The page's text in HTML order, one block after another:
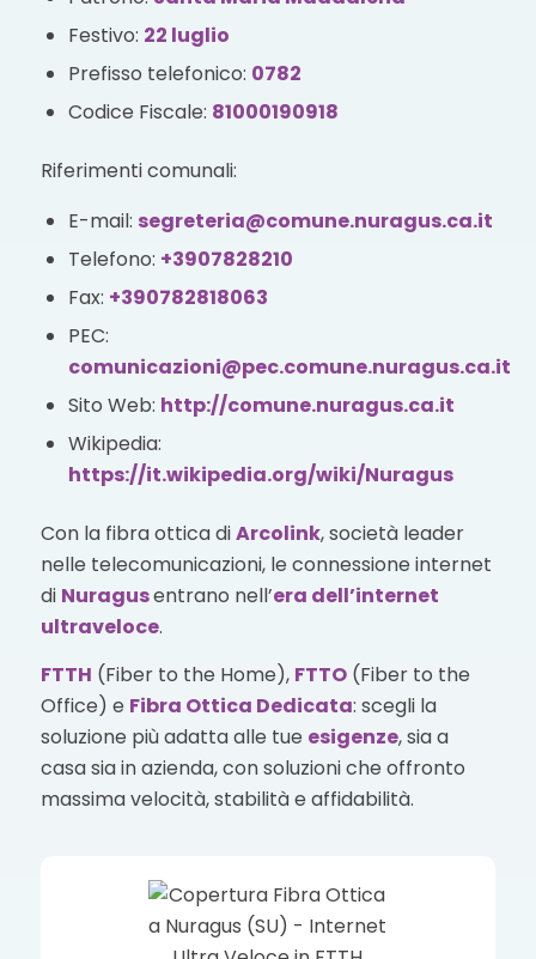
Festivo: 22 luglio
Prefisso telefonico: 0782
Codice Fiscale: 81000190918
Riferimenti comunali:
E-mail: segreteria@comune.nuragus.ca.it
Telefono: +3907828210
Fax: +390782818063
PEC:
comunicazioni@pec.comune.nuragus.ca.it
Sito Web: http://comune.nuragus.ca.it
Wikipedia:
https://it.wikipedia.org/wiki/Nuragus
Con la fibra ottica diArcolink, società leader
nelle telecomunicazioni, le connessione internet
di Nuragusentrano nell’era dell’internet
ultraveloce.
FTTH (Fiber to the Home), FTTO(Fiber to the
Office) e Fibra Ottica Dedicata: scegli la
soluzione più adatta alle tue esigenze, sia a
casa sia in azienda, con soluzioni che offronto
massima velocità, stabilità e affidabilità.